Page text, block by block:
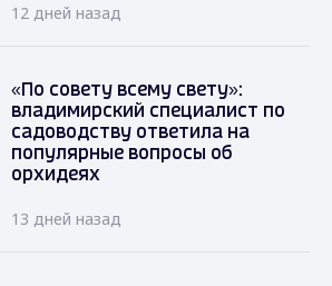
12 дней назад
«По совету всему свету»:
владимирский специалист по
садоводству ответила на
популярные вопросы об
орхидеях
13 дней назад